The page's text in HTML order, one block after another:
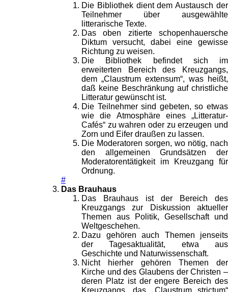
Die Bibliothek dient dem Austausch der
Teilnehmer über ausgewählte
litterarische Texte.
Das oben zitierte schopenhauersche
Diktum versucht, dabei eine gewisse
Richtung zu weisen.
Die Bibliothek befindet sich im
erweiterten Bereich des Kreuzgangs,
dem „Claustrum extensum“, was heißt,
daß keine Beschränkung auf christliche
Litteratur gewünscht ist.
Die Teilnehmer sind gebeten, so etwas
wie die Atmosphäre eines „Litteratur-
Cafés“ zu wahren oder zu erzeugen und
Zorn und Eifer draußen zu lassen.
Die Moderatoren sorgen, wo nötig, nach
den allgemeinen Grundsätzen der
Moderatorentätigkeit im Kreuzgang für
Ordnung.
#
Das Brauhaus
Das Brauhaus ist der Bereich des
Kreuzgangs zur Diskussion aktueller
Themen aus Politik, Gesellschaft und
Weltgeschehen.
Dazu gehören auch Themen jenseits
der Tagesaktualität, etwa aus
Geschichte und Naturwissenschaft.
Nicht hierher gehören Themen der
Kirche und des Glaubens der Christen –
deren Platz ist der engere Bereich des
Kreuzgangs, das „Claustrum strictum“